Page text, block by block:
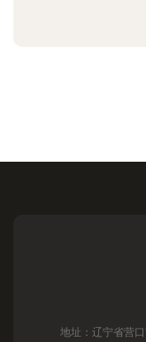
地址：辽宁省营